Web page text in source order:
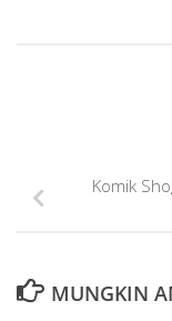
Komik
MUNGKIN